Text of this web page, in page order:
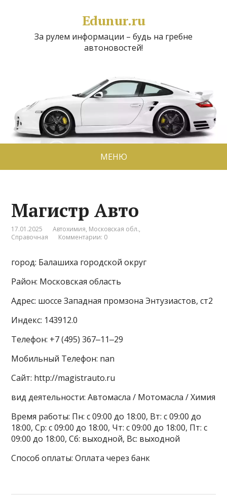
Edunur.ru
За рулем информации – будь на гребне
автоновостей!
МЕНЮ
Магистр Авто
17.01.2025 Автохимия, Московская обл.,
Справочная
Комментарии: 0
город: Балашиха городской округ
Район: Московская область
Адрес: шоссе Западная промзона Энтузиастов, ст2
Индекс: 143912.0
Телефон: +7 (495) 367‒11‒29
Мобильный Телефон: nan
Сайт: http://magistrauto.ru
вид деятельности: Автомасла / Мотомасла / Химия
Время работы: Пн: с 09:00 до 18:00, Вт: с 09:00 до
18:00, Ср: с 09:00 до 18:00, Чт: с 09:00 до 18:00, Пт: с
09:00 до 18:00, Сб: выходной, Вс: выходной
Способ оплаты: Оплата через банк